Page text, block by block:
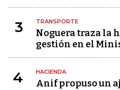
3 TRANSPORTE
Noguera traza la
gestión en el
4 HACIENDA
Anif propuso un